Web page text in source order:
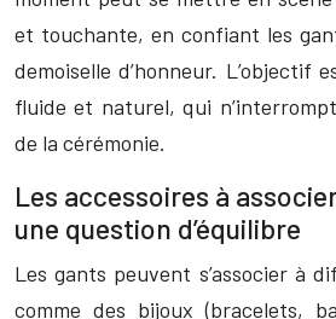
et touchante, en confiant les
demoiselle d’honneur. L’objectif
fluide et naturel, qui
de la cérémonie.
Les accessoires à
une question d’équilibre
Les gants peuvent s’associer à
comme des bijoux (bracelets,